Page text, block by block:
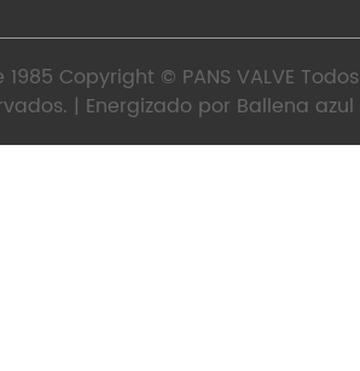
Copyright © PANS VALVE Todos
| Energizado por Ballena azul